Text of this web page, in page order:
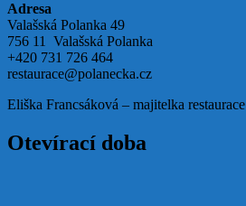
Adresa
Valašská Polanka 49
756 11 Valašská Polanka
+420 731 726 464
restaurace@polanecka.cz
Eliška Francsáková – majitelka restaurace
Otevírací doba